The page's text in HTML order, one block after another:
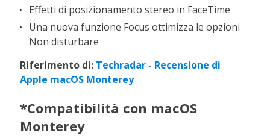
Effetti di posizionamento stereo in FaceTime
Una nuova funzione Focus ottimizza le opzioni
Non disturbare
Riferimento di: Techradar - Recensione di
Apple macOS Monterey
*Compatibilità con macOS
Monterey